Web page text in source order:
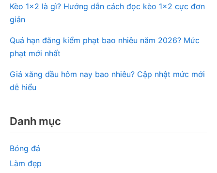
Kèo 1×2 là gì? Hướng dẫn cách đọc kèo 1×2 cực đơn
giản
Quá hạn đăng kiểm phạt bao nhiêu năm 2026? Mức
phạt mới nhất
Giá xăng dầu hôm nay bao nhiêu? Cập nhật mức mới
dễ hiểu
Danh mục
Bóng đá
Làm đẹp